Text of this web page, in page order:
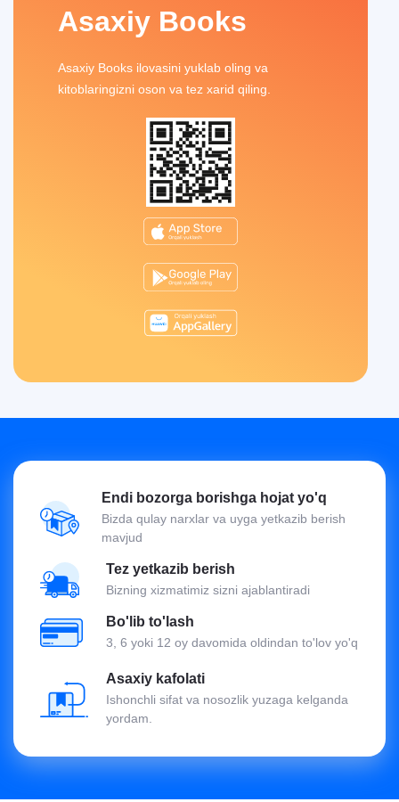
Asaxiy Books
Asaxiy Books ilovasini yuklab oling va
kitoblaringizni oson va tez xarid qiling.
Endi bozorga borishga hojat yo'q
Bizda qulay narxlar va uyga yetkazib berish
mavjud
Tez yetkazib berish
Bizning xizmatimiz sizni ajablantiradi
Bo'lib to'lash
3, 6 yoki 12 oy davomida oldindan to'lov yo'q
Asaxiy kafolati
Ishonchli sifat va nosozlik yuzaga kelganda
yordam.